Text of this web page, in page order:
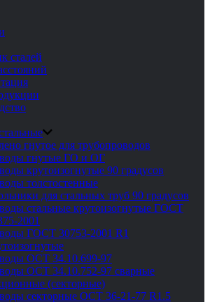
сталей
гнутое для трубопроводов
гнутые ГО и ОГ
крутоизогнутые 90 градусов
толстостенные
для стальных труб 90 градусов
стальные крутоизогнутые ГОСТ
2001
ГОСТ 30753-2001 R1
ОСТ 34.10.699-97
ОСТ 34.10.752-97 сварные
(секторные)
секторные ОСТ 36-21-77 R1.5